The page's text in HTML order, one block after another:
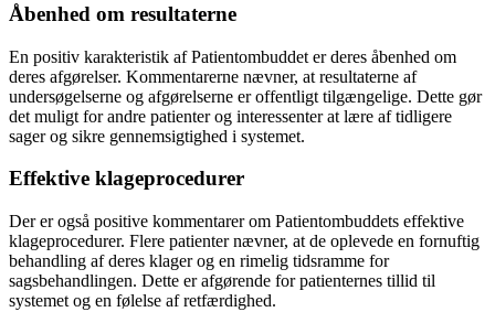
Åbenhed om resultaterne
En positiv karakteristik af Patientombuddet er deres åbenhed om
deres afgørelser. Kommentarerne nævner, at resultaterne af
undersøgelserne og afgørelserne er offentligt tilgængelige. Dette gør
det muligt for andre patienter og interessenter at lære af tidligere
sager og sikre gennemsigtighed i systemet.
Effektive klageprocedurer
Der er også positive kommentarer om Patientombuddets effektive
klageprocedurer. Flere patienter nævner, at de oplevede en fornuftig
behandling af deres klager og en rimelig tidsramme for
sagsbehandlingen. Dette er afgørende for patienternes tillid til
systemet og en følelse af retfærdighed.